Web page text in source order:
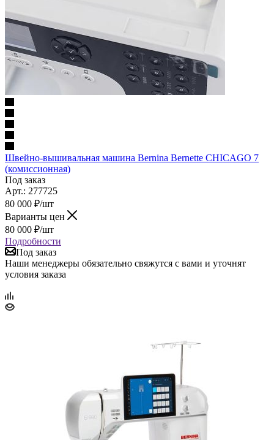
Швейно-вышивальная машина Bernina Bernette CHICAGO 7
(комиссионная)
Под заказ
Арт.: 277725
80 000 ₽/шт
Варианты цен
80 000 ₽/шт
Подробности
Под заказ
Наши менеджеры обязательно свяжутся с вами и уточнят
условия заказа